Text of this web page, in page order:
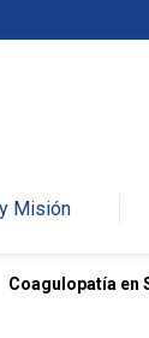
Misión
Coagulopatía en